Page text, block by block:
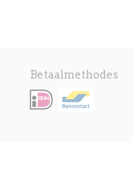
Betaalmethodes